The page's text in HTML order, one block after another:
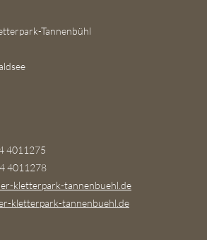
Tannenbühl
4011275
4011278
kletterpark-tannenbuehl.de
kletterpark-tannenbuehl.de